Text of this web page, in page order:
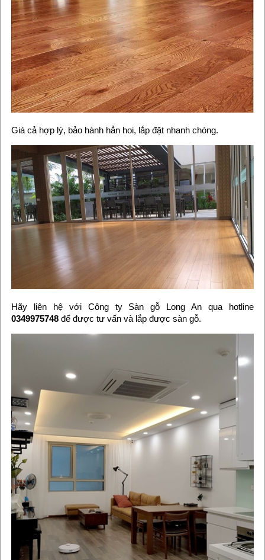
Giá cả hợp lý, bảo hành hẳn hoi, lắp đặt nhanh chóng.
Hãy liên hệ với Công ty Sàn gỗ Long An qua hotline
0349975748 để được tư vấn và lắp được sàn gỗ.